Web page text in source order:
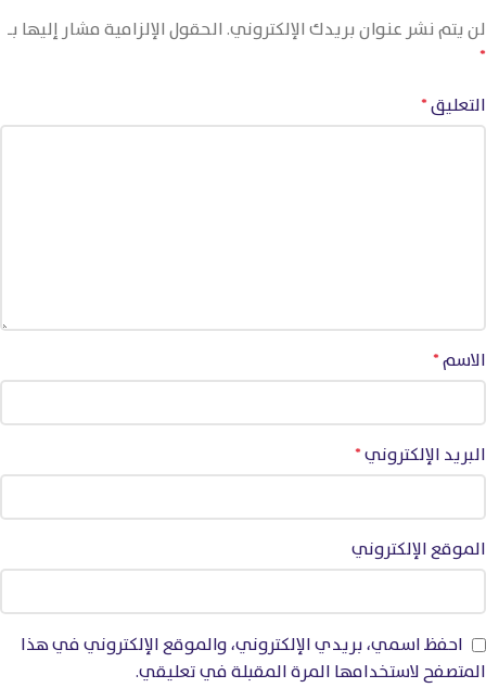
لن يتم نشر عنوان بريدك الإلكتروني. الحقول الإلزامية مشار إليها بـ
*
التعليق*
الاسم*
البريد الإلكتروني*
الموقع الإلكتروني
احفظ اسمي، بريدي الإلكتروني، والموقع الإلكتروني في هذا
المتصفح لاستخدامها المرة المقبلة في تعليقي.